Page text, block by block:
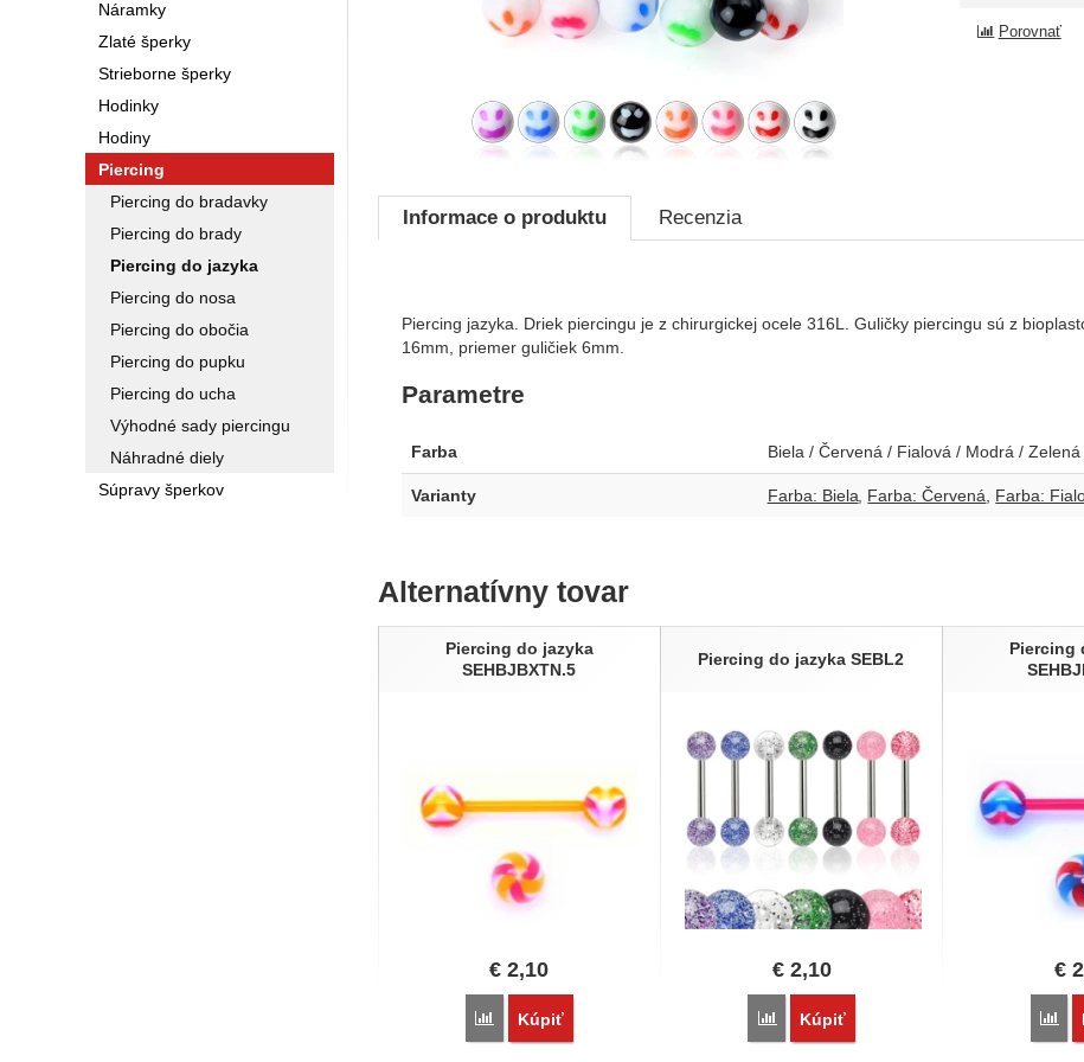
Porovnať
Informace o produktu Recenzia
Piercing jazyka. Driek piercingu je z chirurgickej ocele 316L. Guličky piercingu sú z
16mm, priemer guličiek 6mm.
Parametre
Farba Biela / Červená / Fialová / Modrá /
Varianty Farba: Biela Farba: Červená Farba:
Alternatívny tovar
Piercing do jazyka
SEHBJBXTN.5
€ 2,10
Porovnať
Kúpiť
Piercing do jazyka SEBL2
€2,10
Porovnať
Kúpiť
Piercing
€
Náramky
Zlaté šperky
Strieborne šperky
Hodinky
Hodiny
Piercing
Piercing do bradavky
Piercing do brady
Piercing do jazyka
Piercing do nosa
Piercing do obočia
Piercing do pupku
Piercing do ucha
Výhodné sady piercingu
Náhradné diely
Súpravy šperkov